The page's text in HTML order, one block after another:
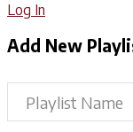
Log In
Add New